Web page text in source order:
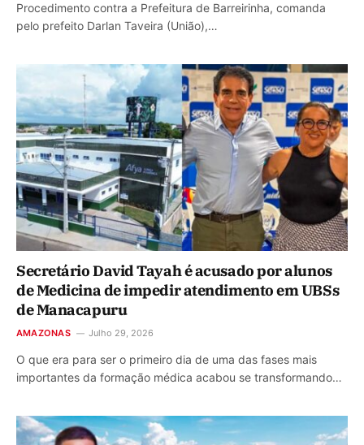
Procedimento contra a Prefeitura de Barreirinha, comanda
pelo prefeito Darlan Taveira (União),…
Secretário David Tayah é acusado por alunos
de Medicina de impedir atendimento em UBSs
de Manacapuru
AMAZONAS Julho 29, 2026
O que era para ser o primeiro dia de uma das fases mais
importantes da formação médica acabou se transformando…